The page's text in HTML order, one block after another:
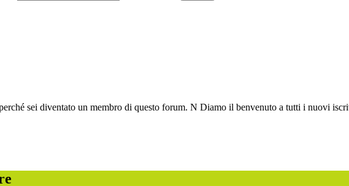
sei diventato un membro di questo forum. N Diamo il benvenuto a tutti i nuovi